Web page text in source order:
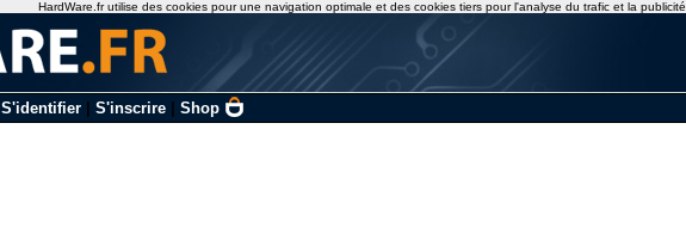
S'identifier| S'inscrire| Shop
HardWare.fr utilise des cookies pour une navigation optimale et des cookies tiers pour l'analyse du trafic et la publicité